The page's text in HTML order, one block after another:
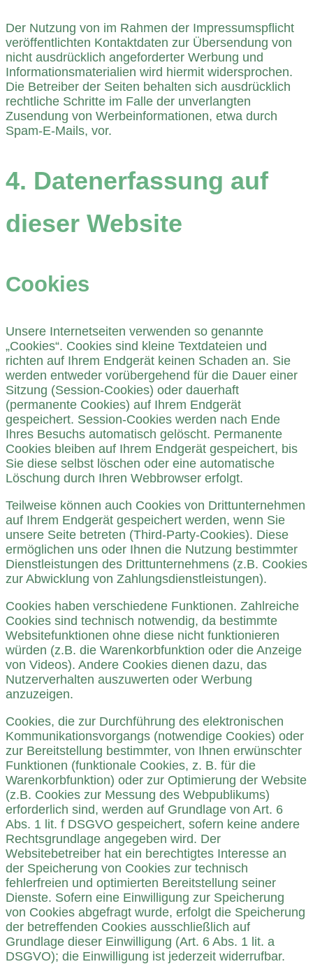
Der Nutzung von im Rahmen der Impressumspflicht
veröffentlichten Kontaktdaten zur Übersendung von
nicht ausdrücklich angeforderter Werbung und
Informationsmaterialien wird hiermit widersprochen.
Die Betreiber der Seiten behalten sich ausdrücklich
rechtliche Schritte im Falle der unverlangten
Zusendung von Werbeinformationen, etwa durch
Spam-E-Mails, vor.
4. Datenerfassung auf
dieser Website
Cookies
Unsere Internetseiten verwenden so genannte
„Cookies“. Cookies sind kleine Textdateien und
richten auf Ihrem Endgerät keinen Schaden an. Sie
werden entweder vorübergehend für die Dauer einer
Sitzung (Session-Cookies) oder dauerhaft
(permanente Cookies) auf Ihrem Endgerät
gespeichert. Session-Cookies werden nach Ende
Ihres Besuchs automatisch gelöscht. Permanente
Cookies bleiben auf Ihrem Endgerät gespeichert, bis
Sie diese selbst löschen oder eine automatische
Löschung durch Ihren Webbrowser erfolgt.
Teilweise können auch Cookies von Drittunternehmen
auf Ihrem Endgerät gespeichert werden, wenn Sie
unsere Seite betreten (Third-Party-Cookies). Diese
ermöglichen uns oder Ihnen die Nutzung bestimmter
Dienstleistungen des Drittunternehmens (z.B. Cookies
zur Abwicklung von Zahlungsdienstleistungen).
Cookies haben verschiedene Funktionen. Zahlreiche
Cookies sind technisch notwendig, da bestimmte
Websitefunktionen ohne diese nicht funktionieren
würden (z.B. die Warenkorbfunktion oder die Anzeige
von Videos). Andere Cookies dienen dazu, das
Nutzerverhalten auszuwerten oder Werbung
anzuzeigen.
Cookies, die zur Durchführung des elektronischen
Kommunikationsvorgangs (notwendige Cookies) oder
zur Bereitstellung bestimmter, von Ihnen erwünschter
Funktionen (funktionale Cookies, z. B. für die
Warenkorbfunktion) oder zur Optimierung der Website
(z.B. Cookies zur Messung des Webpublikums)
erforderlich sind, werden auf Grundlage von Art. 6
Abs. 1 lit. f DSGVO gespeichert, sofern keine andere
Rechtsgrundlage angegeben wird. Der
Websitebetreiber hat ein berechtigtes Interesse an
der Speicherung von Cookies zur technisch
fehlerfreien und optimierten Bereitstellung seiner
Dienste. Sofern eine Einwilligung zur Speicherung
von Cookies abgefragt wurde, erfolgt die Speicherung
der betreffenden Cookies ausschließlich auf
Grundlage dieser Einwilligung (Art. 6 Abs. 1 lit. a
DSGVO); die Einwilligung ist jederzeit widerrufbar.